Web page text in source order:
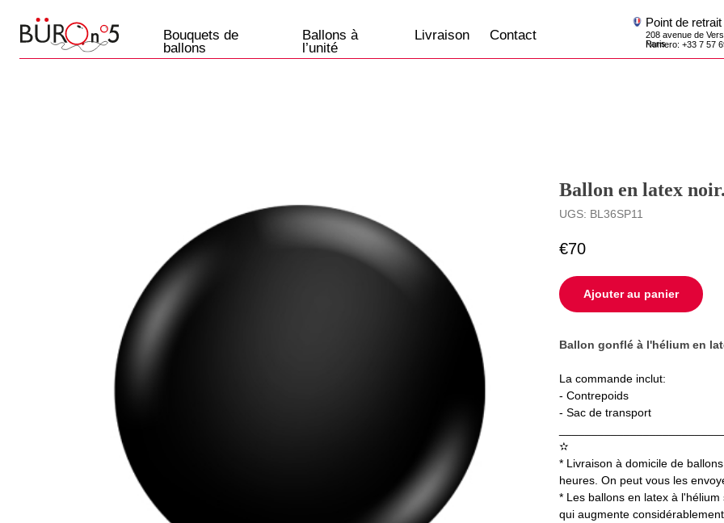
Bouquets de
ballons
Ballons à
Point de retrait
208 avenue de Versailles, 75016,
Numero: +33 7 57 69 07 45
Livraison Contact
Ballon en latex
UGS: BL36SP11
€70
Ajouter au panier
Ballon gonflé à l'hélium en
La commande inclut:
- Contrepoids
- Sac de transport
✫
* Livraison à domicile de
heures. On peut vous les
* Les ballons en latex à
qui augmente